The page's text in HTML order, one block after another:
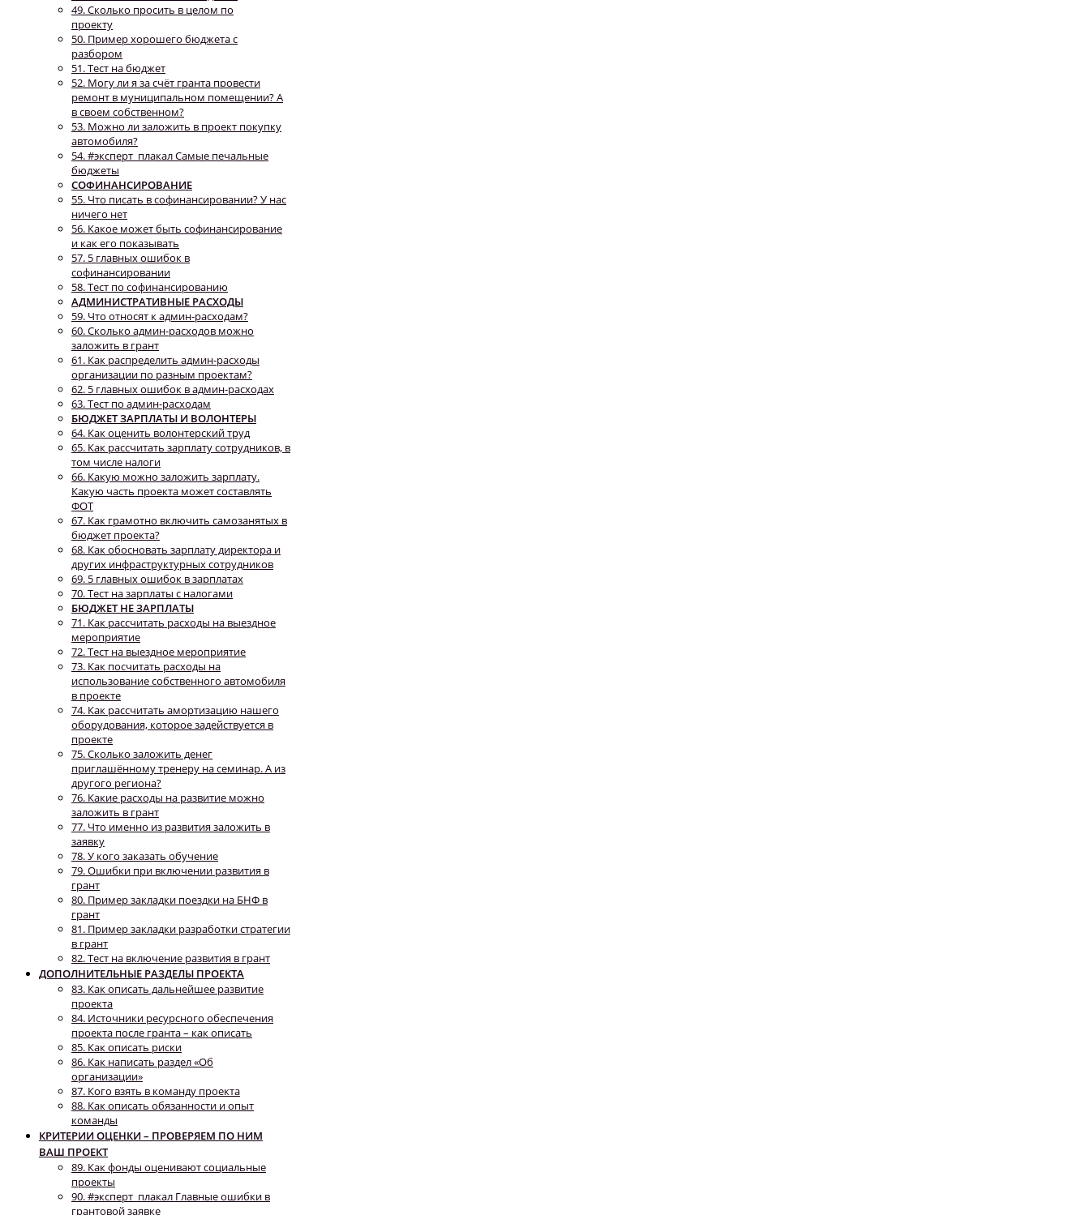
49. Сколько просить в целом по
проекту
50. Пример хорошего бюджета с
разбором
51. Тест на бюджет
52. Могу ли я за счёт гранта провести
ремонт в муниципальном помещении? А
в своем собственном?
53. Можно ли заложить в проект покупку
автомобиля?
54. #эксперт_плакал Самые печальные
бюджеты
СОФИНАНСИРОВАНИЕ
55. Что писать в софинансировании? У нас
ничего нет
56. Какое может быть софинансирование
и как его показывать
57. 5 главных ошибок в
софинансировании
58. Тест по софинансированию
АДМИНИСТРАТИВНЫЕ РАСХОДЫ
59. Что относят к админ-расходам?
60. Сколько админ-расходов можно
заложить в грант
61. Как распределить админ-расходы
организации по разным проектам?
62. 5 главных ошибок в админ-расходах
63. Тест по админ-расходам
БЮДЖЕТ ЗАРПЛАТЫ И ВОЛОНТЕРЫ
64. Как оценить волонтерский труд
65. Как рассчитать зарплату сотрудников, в
том числе налоги
66. Какую можно заложить зарплату.
Какую часть проекта может составлять
ФОТ
67. Как грамотно включить самозанятых в
бюджет проекта?
68. Как обосновать зарплату директора и
других инфраструктурных сотрудников
69. 5 главных ошибок в зарплатах
70. Тест на зарплаты с налогами
БЮДЖЕТ НЕ ЗАРПЛАТЫ
71. Как рассчитать расходы на выездное
мероприятие
72. Тест на выездное мероприятие
73. Как посчитать расходы на
использование собственного автомобиля
в проекте
74. Как рассчитать амортизацию нашего
оборудования, которое задействуется в
проекте
75. Сколько заложить денег
приглашённому тренеру на семинар. А из
другого региона?
76. Какие расходы на развитие можно
заложить в грант
77. Что именно из развития заложить в
заявку
78. У кого заказать обучение
79. Ошибки при включении развития в
грант
80. Пример закладки поездки на БНФ в
грант
81. Пример закладки разработки стратегии
в грант
82. Тест на включение развития в грант
ДОПОЛНИТЕЛЬНЫЕ РАЗДЕЛЫ ПРОЕКТА
83. Как описать дальнейшее развитие
проекта
84. Источники ресурсного обеспечения
проекта после гранта – как описать
85. Как описать риски
86. Как написать раздел «Об
организации»
87. Кого взять в команду проекта
88. Как описать обязанности и опыт
команды
КРИТЕРИИ ОЦЕНКИ – ПРОВЕРЯЕМ ПО НИМ
ВАШ ПРОЕКТ
89. Как фонды оценивают социальные
проекты
90. #эксперт_плакал Главные ошибки в
грантовой заявке